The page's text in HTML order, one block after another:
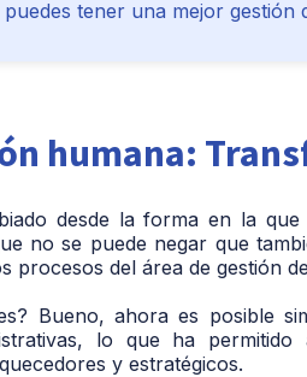
tener una mejor gestión
humana:
desde la forma en la que
no se puede negar que
procesos del área de gestión
Bueno, ahora es posible
lo que ha
y estratégicos.